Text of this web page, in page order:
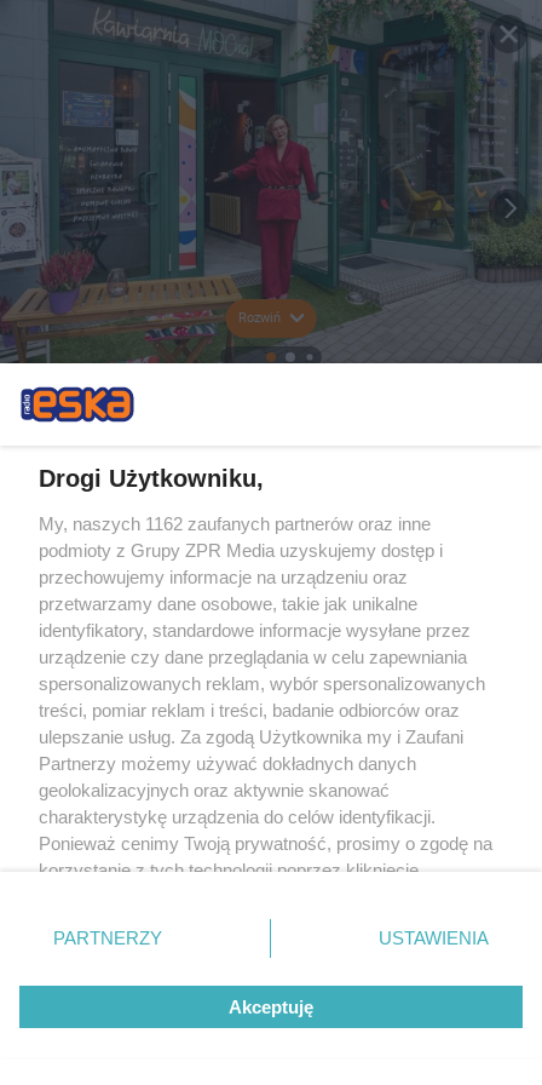
Rozwiń
Drogi Użytkowniku,
My, naszych 1162 zaufanych partnerów oraz inne
podmioty z Grupy ZPR Media uzyskujemy dostęp i
przechowujemy informacje na urządzeniu oraz
przetwarzamy dane osobowe, takie jak unikalne
identyfikatory, standardowe informacje wysyłane przez
urządzenie czy dane przeglądania w celu zapewniania
spersonalizowanych reklam, wybór spersonalizowanych
treści, pomiar reklam i treści, badanie odbiorców oraz
ulepszanie usług. Za zgodą Użytkownika my i Zaufani
Partnerzy możemy używać dokładnych danych
geolokalizacyjnych oraz aktywnie skanować
charakterystykę urządzenia do celów identyfikacji.
Ponieważ cenimy Twoją prywatność, prosimy o zgodę na
korzystanie z tych technologii poprzez kliknięcie
zmienić/wycofać klikając przycisk ustawień prywatności
znajdujący się w lewym dolnym rogu strony
rodzaje przetwarzania danych nie wymagają zgody
użytkownika, ale masz prawo sprzeciwić się takiemu
przetwarzaniu. Preferencje będą miały zastosowanie tylko
PARTNERZY USTAWIENIA
Akceptuję